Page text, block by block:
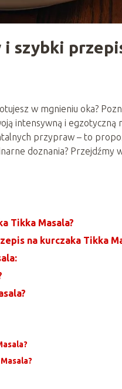
i szybki
w mgnieniu oka?
intensywną i egzotyczną
przypraw – to
doznania? Przejdźmy
Tikka Masala?
na kurczaka Tikka